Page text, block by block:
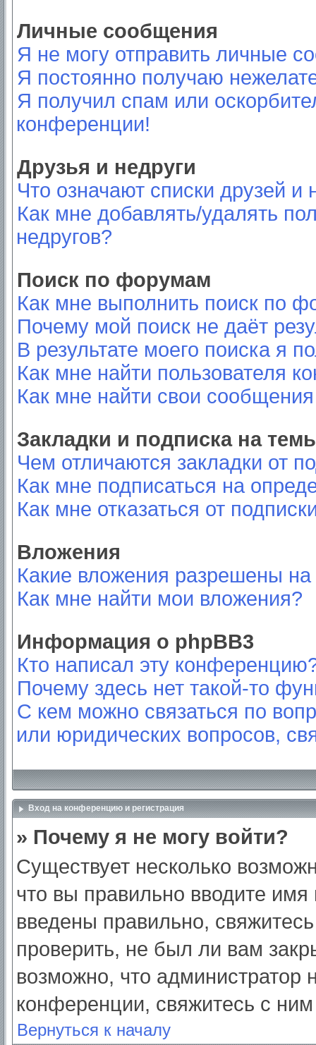
Личные сообщения
Я не могу отправить личные
Я постоянно получаю
Я получил спам или
конференции!
Друзья и недруги
Что означают списки друзей и
Как мне добавлять/удалять
недругов?
Поиск по форумам
Как мне выполнить поиск по
Почему мой поиск не даёт
В результате моего поиска я
Как мне найти пользователя
Как мне найти свои
Закладки и подписка на
Чем отличаются закладки от
Как мне подписаться на
Как мне отказаться от
Вложения
Какие вложения разрешены
Как мне найти мои вложения?
Информация о phpBB3
Кто написал эту
Почему здесь нет такой-то
С кем можно связаться по
или юридических вопросов,
Вход на конференцию и регистрация
» Почему я не могу войти?
Существует несколько
что вы правильно вводите
введены правильно,
проверить, не был ли вам
возможно, что администратор
конференции, свяжитесь с
Вернуться к началу